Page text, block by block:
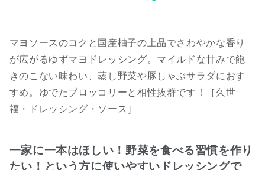
マヨソースのコクと国産柚子の上品でさわやかな香り
が広がるゆずマヨドレッシング。マイルドな甘みで飽
きのこない味わい、蒸し野菜や豚しゃぶサラダにおす
すめ。ゆでたブロッコリーと相性抜群です！［久世
福・ドレッシング・ソース］
一家に一本はほしい！野菜を食べる習慣を作り
たい！という方に使いやすいドレッシングで